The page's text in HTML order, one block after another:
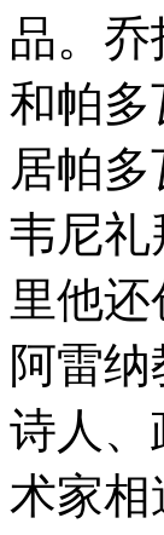
品。
和帕多
居帕
韦尼礼
里他
阿雷
诗人、
术家相